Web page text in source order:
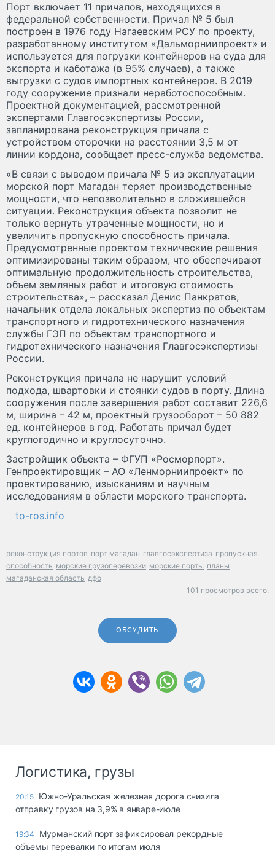
Порт включает 11 причалов, находящихся в
федеральной собственности. Причал № 5 был
построен в 1976 году Нагаевским РСУ по проекту,
разработанному институтом «Дальморниипроект» и
используется для погрузки контейнеров на суда для
экспорта и каботажа (в 95% случаев), а также
выгрузки с судов импортных контейнеров. В 2019
году сооружение признали неработоспособным.
Проектной документацией, рассмотренной
экспертами Главгосэкспертизы России,
запланирована реконструкция причала с
устройством оторочки на расстоянии 3,5 м от
линии кордона, сообщает пресс-служба ведомства.
«В связи с выводом причала № 5 из эксплуатации
морской порт Магадан теряет производственные
мощности, что непозволительно в сложившейся
ситуации. Реконструкция объекта позволит не
только вернуть утраченные мощности, но и
увеличить пропускную способность причала.
Предусмотренные проектом технические решения
оптимизированы таким образом, что обеспечивают
оптимальную продолжительность строительства,
объем земляных работ и итоговую стоимость
строительства», – рассказал Денис Панкратов,
начальник отдела локальных экспертиз по объектам
транспортного и гидротехнического назначения
службы ГЭП по объектам транспортного и
гидротехнического назначения Главгосэкспертизы
России.
Реконструкция причала не нарушит условий
подхода, швартовки и стоянки судов в порту. Длина
сооружения после завершения работ составит 226,6
м, ширина – 42 м, проектный грузооборот – 50 882
ед. контейнеров в год. Работать причал будет
круглогодично и круглосуточно.
Застройщик объекта – ФГУП «Росморпорт».
Генпроектировщик – АО «Ленморниипроект» по
проектированию, изысканиям и научным
исследованиям в области морского транспорта.
to-ros.info
реконструкция портов порт магадан главгосэкспертиза пропускная
способность морские грузоперевозки морские порты планы
магаданская область дфо
101 просмотров всего.
ОБСУДИТЬ
Логистика, грузы
20:15 Южно-Уральская железная дорога снизила
отправку грузов на 3,9% в январе-июле
19:34
Мурманский порт зафиксировал рекордные
объемы перевалки по итогам июля